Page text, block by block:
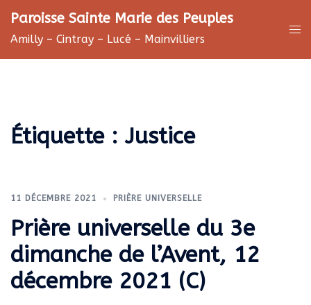
au
contenu
Paroisse Sainte Marie des Peuples
Amilly – Cintray – Lucé – Mainvilliers
Étiquette :Justice
11 DÉCEMBRE 2021 PRIÈRE UNIVERSELLE
Prière universelle du 3e
dimanche de l’Avent, 12
décembre 2021 (C)